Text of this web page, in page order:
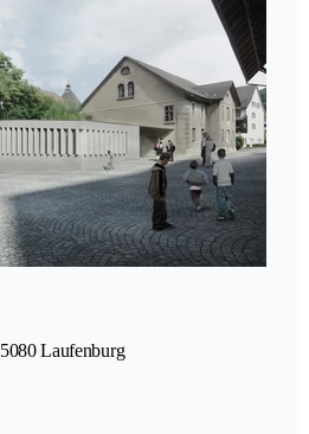
5080 Laufenburg